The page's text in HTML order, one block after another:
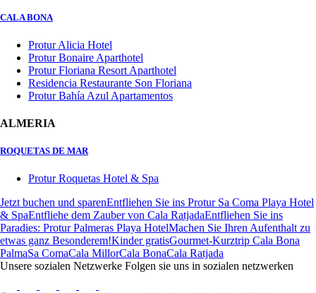
CALA BONA
Protur Alicia Hotel
Protur Bonaire Aparthotel
Protur Floriana Resort Aparthotel
Residencia Restaurante Son Floriana
Protur Bahía Azul Apartamentos
ALMERIA
ROQUETAS DE MAR
Protur Roquetas Hotel & Spa
Jetzt buchen und sparenEntfliehen Sie ins Protur Sa Coma Playa Hotel
& SpaEntfliehe dem Zauber von Cala RatjadaEntfliehen Sie ins
Paradies: Protur Palmeras Playa HotelMachen Sie Ihren Aufenthalt zu
etwas ganz Besonderem!Kinder gratisGourmet-Kurztrip Cala Bona
PalmaSa ComaCala MillorCala BonaCala Ratjada
Unsere sozialen Netzwerke Folgen sie uns in sozialen netzwerken